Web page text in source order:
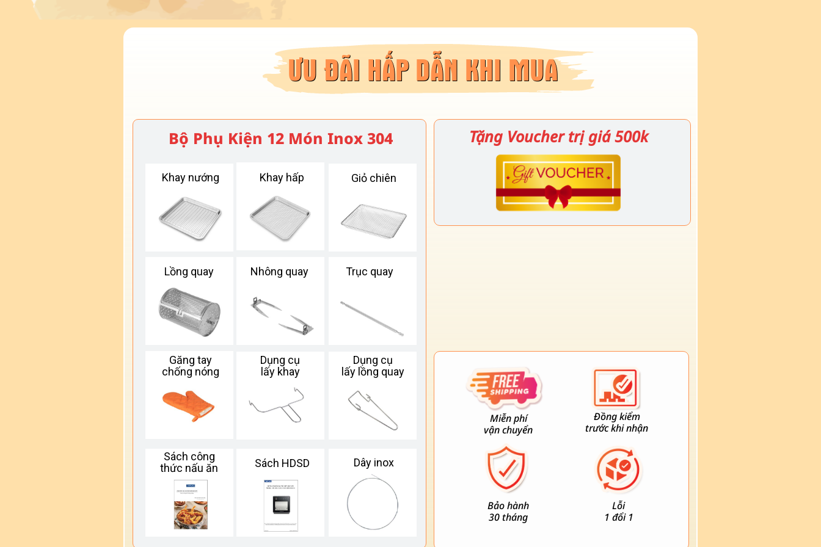
ƯU ĐÃI HẤP DẪN KHI MUA
Miễn phí
vận chuyển
Đồng kiểm
trước khi nhận
Bảo hành
30 tháng
Lỗi
1 đổi 1
Tặng Voucher trị giá 500k
Bộ Phụ Kiện 12 Món Inox 304
Khay nướng Khay hấp Giỏ chiên
Trục quay
Nhông quay
Lồng quay
Dụng cụ
lấy lồng quay
Dụng cụ
lấy khay
Găng tay
chống nóng
Dây inox
Sách HDSD
Sách công
thức nấu ăn